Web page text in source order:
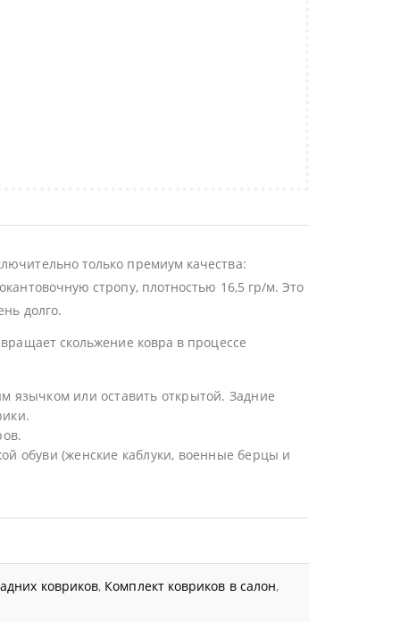
только премиум качества:
стропу, плотностью 16,5 гр/м. Это
долго.
скольжение ковра в процессе
язычком или оставить открытой. Задние
обуви (женские каблуки, военные берцы и
ковриков, Комплект ковриков в салон,